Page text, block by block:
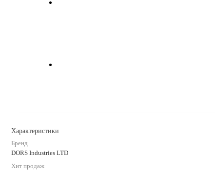
Характеристики
Бренд
DORS Industries LTD
Хит продаж